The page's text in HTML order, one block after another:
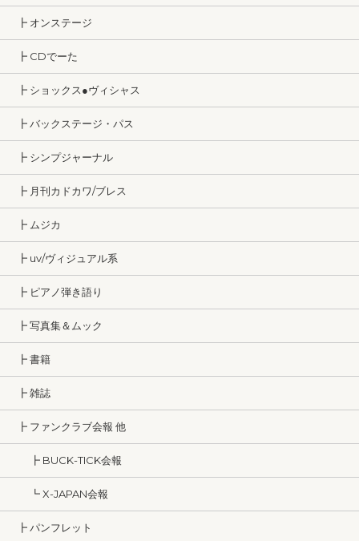
┣ オンステージ
┣ CDでーた
┣ ショックス●ヴィシャス
┣ バックステージ・パス
┣ シンプジャーナル
┣ 月刊カドカワ/ブレス
┣ ムジカ
┣ uv/ヴィジュアル系
┣ ピアノ弾き語り
┣ 写真集＆ムック
┣ 書籍
┣ 雑誌
┣ ファンクラブ会報 他
┣ BUCK-TICK会報
┗ X-JAPAN会報
┣ パンフレット